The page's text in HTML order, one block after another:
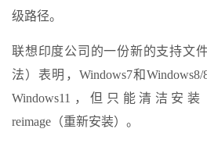
级路径。
联想印度公司的一份新的支持文
法）表明，Windows7和
Windows11，但只能清洁安装
reimage（重新安装）。